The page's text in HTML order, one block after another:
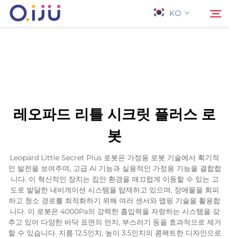
KO
제품
응용 프로그램
사례
뉴스
레오파드 리틀 시크릿 플러스 로
봇
Leopard Little Secret Plus 로봇은 가정용 로봇 기술에서 획기적
인 발전을 보여주며, 고급 AI 기능과 실용적인 가정용 기능을 결합합
니다. 이 혁신적인 장치는 집안 환경을 매끄럽게 이동할 수 있는 고
도로 발달한 내비게이션 시스템을 탑재하고 있으며, 장애물을 회피
하고 청소 경로를 최적화하기 위해 여러 센서와 맵핑 기술을 활용합
니다. 이 로봇은 4000Pa의 강력한 흡입력을 자랑하는 시스템을 갖
추고 있어 다양한 바닥 표면의 먼지, 부스러기 등을 효과적으로 제거
할 수 있습니다. 지름 12.5인치, 높이 3.5인치의 콤팩트한 디자인으로